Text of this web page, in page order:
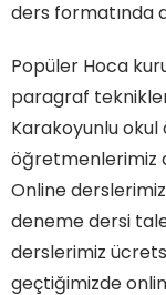
ders formatında
Popüler Hoca
paragraf
Karakoyunlu okul
öğretmenlerimiz
Online
deneme dersi
derslerimiz
geçtiğimizde